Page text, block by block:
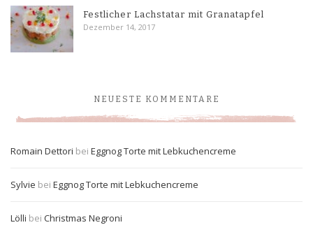
Festlicher Lachstatar mit Granatapfel
Dezember 14, 2017
NEUESTE KOMMENTARE
Romain Dettori bei Eggnog Torte mit Lebkuchencreme
Sylvie bei Eggnog Torte mit Lebkuchencreme
Lölli bei Christmas Negroni